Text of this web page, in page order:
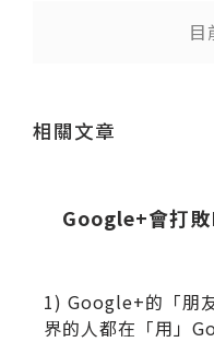
目
相關文章
Google+會打
1) Google+的「朋
界的人都在「用」